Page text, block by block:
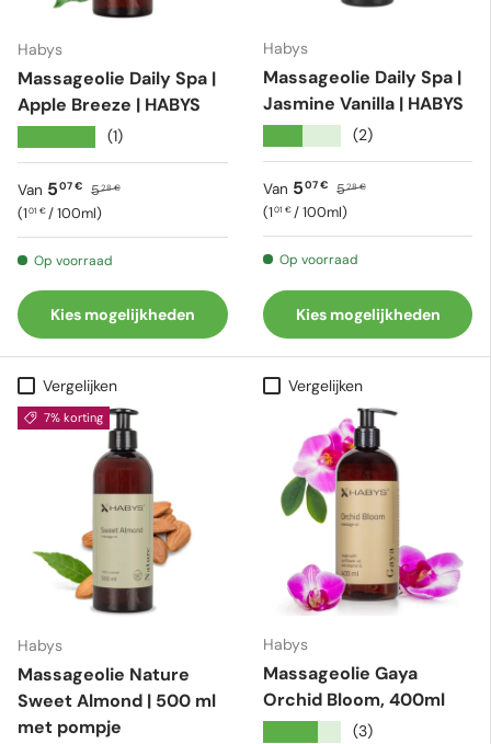
Habys
Massageolie Daily Spa |
Apple Breeze | HABYS
(1)
Verkoopprijs
Van 507 € Reguliere prijs
528 €
Eenheid prijs
101 € /100ml
Op voorraad
Kies mogelijkheden
Habys
Massageolie Daily Spa |
Jasmine Vanilla | HABYS
(2)
Verkoopprijs
Van 507 € Reguliere prijs
528 €
Eenheid prijs
101 € /100ml
Op voorraad
Kies mogelijkheden
Vergelijken
7% korting
Habys
Massageolie Nature
Sweet Almond | 500 ml
met pompje
Vergelijken
Habys
Massageolie Gaya
Orchid Bloom, 400ml
(3)